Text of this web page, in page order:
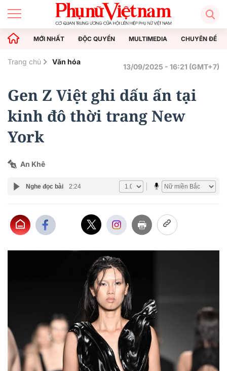
MỚI NHẤT ĐỘC QUYỀN MULTIMEDIA CHUYÊN ĐỀ
Trang chủ Văn hóa
13/09/2025 - 16:21 (GMT+7)
Gen Z Việt ghi dấu ấn tại
kinh đô thời trang New
York
An Khê
Nghe đọc bài 2:24